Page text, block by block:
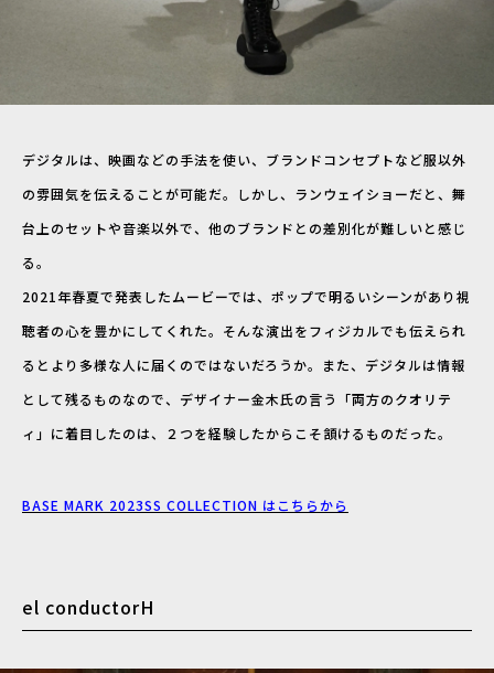
デジタルは、映画などの手法を使い、ブランドコンセプトなど服以外
の雰囲気を伝えることが可能だ。しかし、ランウェイショーだと、舞
台上のセットや音楽以外で、他のブランドとの差別化が難しいと感じ
る。
2021年春夏で発表したムービーでは、ポップで明るいシーンがあり視
聴者の心を豊かにしてくれた。そんな演出をフィジカルでも伝えられ
るとより多様な人に届くのではないだろうか。また、デジタルは情報
として残るものなので、デザイナー金木氏の言う「両方のクオリテ
ィ」に着目したのは、２つを経験したからこそ頷けるものだった。
BASE MARK 2023SS COLLECTION はこちらから
el conductorH